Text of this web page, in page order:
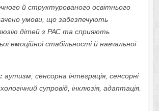
й структурованого освітнього
умови, що забезпечують
дітей з РАС та сприяють
емоційної стабільності й навчальної
аутизм, сенсорна інтеграція, сенсорні
супровід, інклюзія, адаптація.